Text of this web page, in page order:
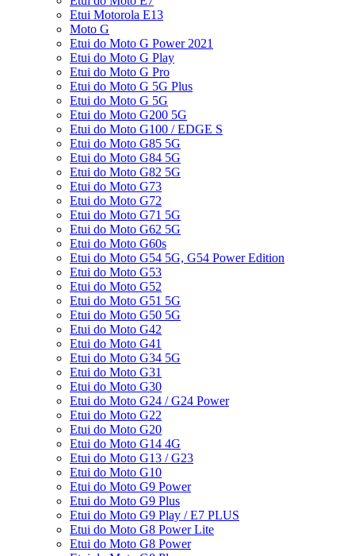
Etui Motorola E13
Moto G
Etui do Moto G Power 2021
Etui do Moto G Play
Etui do Moto G Pro
Etui do Moto G 5G Plus
Etui do Moto G 5G
Etui do Moto G200 5G
Etui do Moto G100 / EDGE S
Etui do Moto G85 5G
Etui do Moto G84 5G
Etui do Moto G82 5G
Etui do Moto G73
Etui do Moto G72
Etui do Moto G71 5G
Etui do Moto G62 5G
Etui do Moto G60s
Etui do Moto G54 5G, G54 Power Edition
Etui do Moto G53
Etui do Moto G52
Etui do Moto G51 5G
Etui do Moto G50 5G
Etui do Moto G42
Etui do Moto G41
Etui do Moto G34 5G
Etui do Moto G31
Etui do Moto G30
Etui do Moto G24 / G24 Power
Etui do Moto G22
Etui do Moto G20
Etui do Moto G14 4G
Etui do Moto G13 / G23
Etui do Moto G10
Etui do Moto G9 Power
Etui do Moto G9 Plus
Etui do Moto G9 Play / E7 PLUS
Etui do Moto G8 Power Lite
Etui do Moto G8 Power